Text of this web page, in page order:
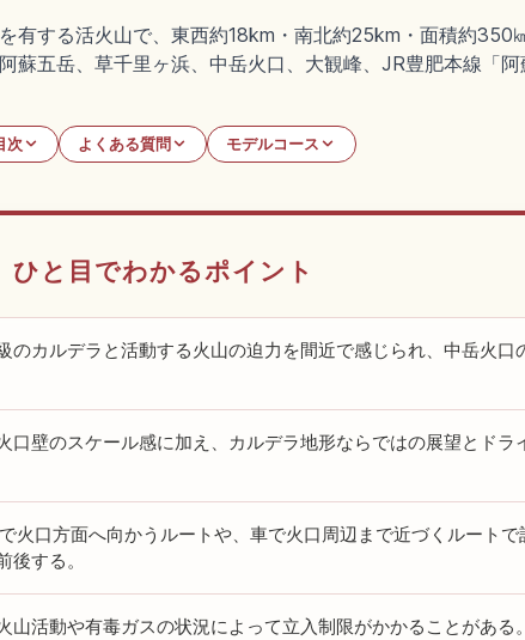
有する活火山で、東西約18km・南北約25km・面積約350
蘇五岳、草千里ヶ浜、中岳火口、大観峰、JR豊肥本線「
次 よくある質問 モデルコース
ひと目でわかるポイント
のカルデラと活動する火山の迫力を間近で感じられ、中岳火口
口壁のスケール感に加え、カルデラ地形ならではの展望とドラ
火口方面へ向かうルートや、車で火口周辺まで近づくルート
後する。
山活動や有毒ガスの状況によって立入制限がかかることがある